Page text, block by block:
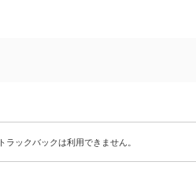
トラックバックは利用できません。